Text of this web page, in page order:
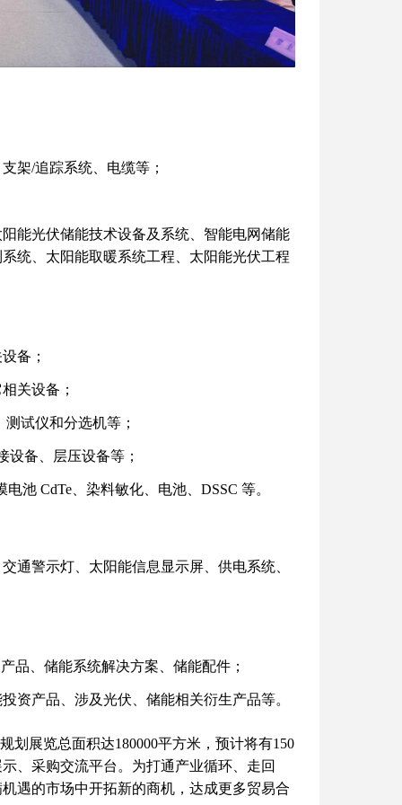
架/追踪系统、电缆等；
能光伏储能技术设备及系统、智能电网储能
统、太阳能取暖系统工程、太阳能光伏工程
备；
关设备；
试仪和分选机等；
备、层压设备等；
池 CdTe、染料敏化、电池、DSSC 等。
通警示灯、太阳能信息显示屏、供电系统、
品、储能系统解决方案、储能配件；
资产品、涉及光伏、储能相关衍生产品等。
划展览总面积达180000平方米，预计将有150
、采购交流平台。为打通产业循环、走回
遇的市场中开拓新的商机，达成更多贸易合